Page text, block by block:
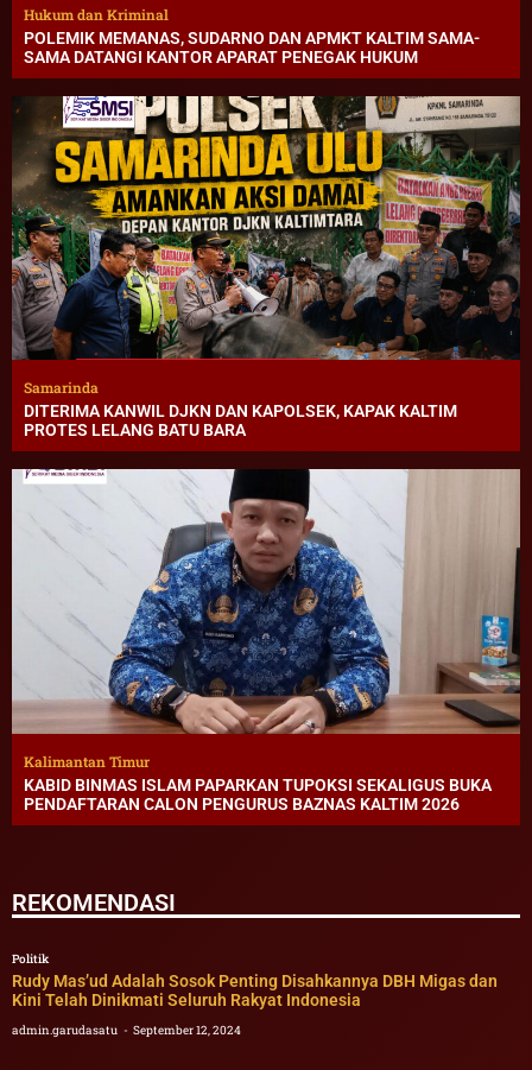
Hukum dan Kriminal
POLEMIK MEMANAS, SUDARNO DAN APMKT KALTIM SAMA-
SAMA DATANGI KANTOR APARAT PENEGAK HUKUM
Samarinda
DITERIMA KANWIL DJKN DAN KAPOLSEK, KAPAK KALTIM
PROTES LELANG BATU BARA
Kalimantan Timur
KABID BINMAS ISLAM PAPARKAN TUPOKSI SEKALIGUS BUKA
PENDAFTARAN CALON PENGURUS BAZNAS KALTIM 2026
REKOMENDASI
Politik
Rudy Mas’ud Adalah Sosok Penting Disahkannya DBH Migas dan
Kini Telah Dinikmati Seluruh Rakyat Indonesia
admin.garudasatu September 12, 2024